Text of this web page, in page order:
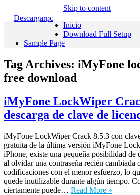
Descargarpc
Skip to content
Inicio
Download Full Setup
Sample Page
Tag Archives: iMyFone
free download
iMyFone LockWiper
descarga de clave de
iMyFone LockWiper Crack 8.5.3 con
gratuita de la última versión iMyFone
iPhone, existe una pequeña posibilidad de
al olvidar una contraseña recién cambiada
codificaciones con el menor esfuerzo, lo
quede inutilizable durante algún tiempo.
ciertamente puede… Read More »